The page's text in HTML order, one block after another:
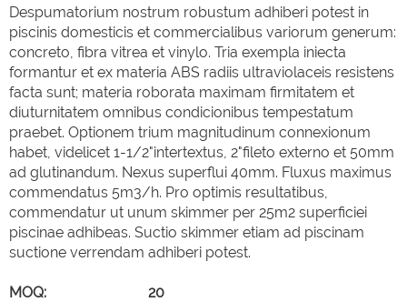
Despumatorium nostrum robustum adhiberi potest in
piscinis domesticis et commercialibus variorum generum:
concreto, fibra vitrea et vinylo. Tria exempla iniecta
formantur et ex materia ABS radiis ultraviolaceis resistens
facta sunt; materia roborata maximam firmitatem et
diuturnitatem omnibus condicionibus tempestatum
praebet. Optionem trium magnitudinum connexionum
habet, videlicet 1-1/2"intertextus, 2"fileto externo et 50mm
ad glutinandum. Nexus superflui 40mm. Fluxus maximus
commendatus 5m3/h. Pro optimis resultatibus,
commendatur ut unum skimmer per 25m2 superficiei
piscinae adhibeas. Suctio skimmer etiam ad piscinam
suctione verrendam adhiberi potest.
MOQ: 20